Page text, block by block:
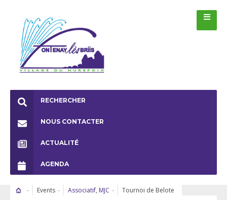
RECHERCHER
NOUS CONTACTER
ACTUALITÉ
AGENDA
Events Associatif, MJC Tournoi de Belote